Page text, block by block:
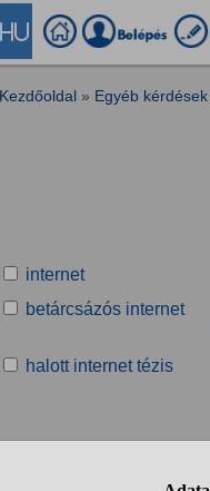
Kezdőoldal » Egyéb kérdések
internet
betárcsázós internet
halott internet tézis